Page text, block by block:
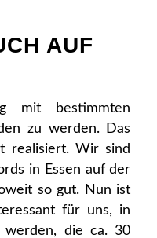
AUF
mit bestimmten
zu werden. Das
realisiert. Wir sind
in Essen auf der
so gut. Nun ist
für uns, in
werden, die ca. 30